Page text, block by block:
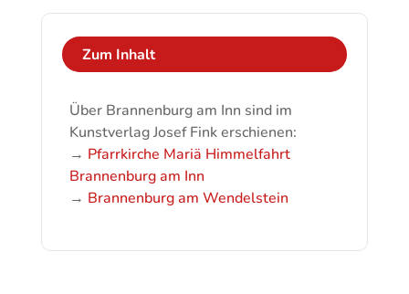
Zum Inhalt
Über Brannenburg am Inn sind im
Kunstverlag Josef Fink erschienen:
→ Pfarrkirche Mariä Himmelfahrt
Brannenburg am Inn
→ Brannenburg am Wendelstein